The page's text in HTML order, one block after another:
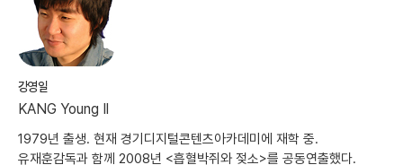
강영일
KANG Young Il
1979년 출생. 현재 경기디지털콘텐츠아카데미에 재학 중.
유재훈감독과 함께 2008년 <흡혈박쥐와 젖소>를 공동연출했다.